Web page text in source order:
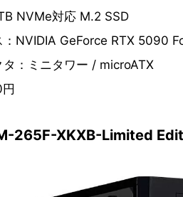
NVMe対応 M.2 SSD
：NVIDIA GeForce RTX 5090
タ：ミニタワー / microATX
265F-XKXB-Limited